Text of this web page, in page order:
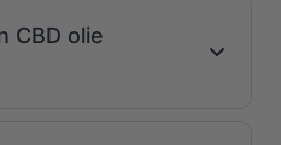
CBD olie